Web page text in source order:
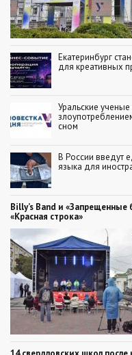
Екатеринбург
для креативных
Уральские
сном
В России введут
языка для
Billy’s Band и
«Красная строка»